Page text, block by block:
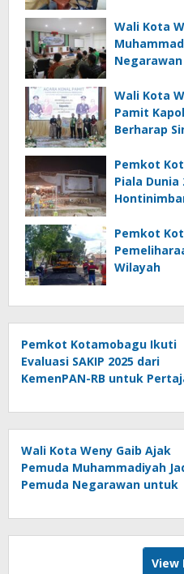
Wali Kota
Wali Kota
Pamit
Berharap
Pemkot
Piala Dunia
Pemkot
Wilayah
Pemkot Kotamobagu Ikuti
Evaluasi SAKIP 2025 dari
KemenPAN-RB untuk
Wali Kota Weny Gaib Ajak
Pemuda Muhammadiyah
Pemuda Negarawan untuk
View